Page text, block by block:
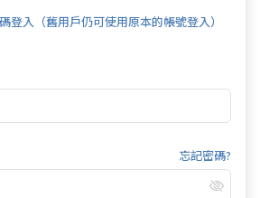
登入（舊用戶仍可使用原本的帳號登入）
忘記密碼?